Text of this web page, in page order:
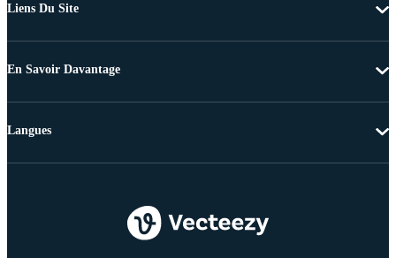
Liens Du Site
En Savoir Davantage
Langues